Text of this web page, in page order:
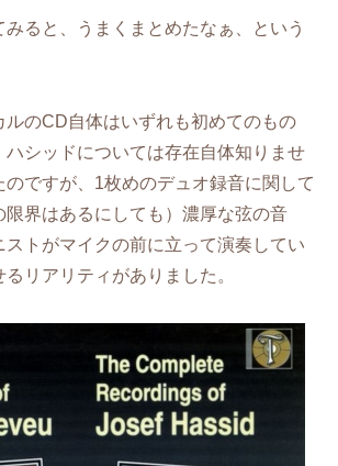
みると、うまくまとめたなぁ、という
ルのCD自体はいずれも初めてのもの
ハシッドについては存在自体知りませ
のですが、1枚めのデュオ録音に関して
限界はあるにしても）濃厚な弦の音
ストがマイクの前に立って演奏してい
リアリティがありました。